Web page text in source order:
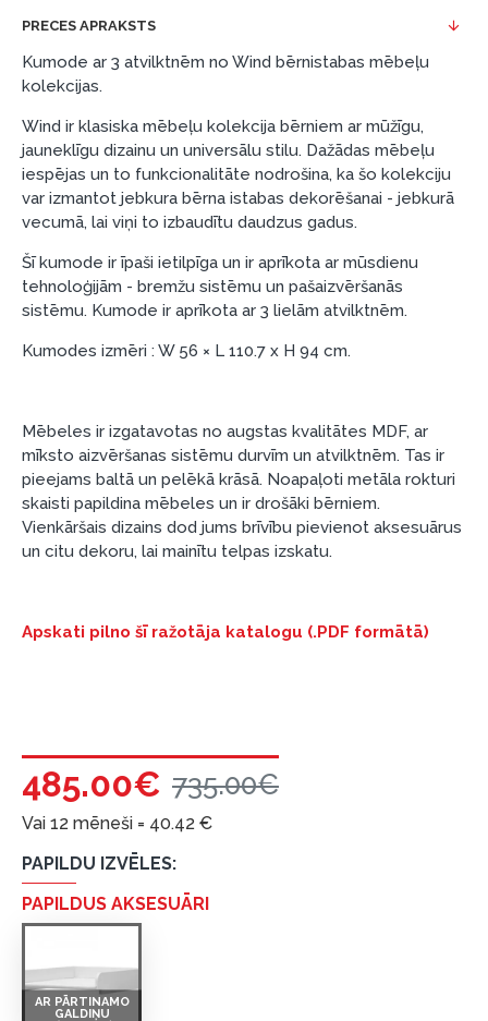
Piemērs: Preces cena 300 €, termiņš: 12 mēneši,
pirmā iemaksa: 0 €, ikmēneša maksājums: 25 €,
Līzingu un nomaksu varat noformēt arī apmeklējot mūsu
salonu Dārzciema ielā 91, Rīga, Latvija.
Dokumentu prasības:
nepieciešams Smart-ID, eParaksts eID, eParaksts
eID mobile, ESTO konts vai banka Swedbank,
Luminor, SEB vai Citadele).
Līguma nosacījumi:
kura ir norādīta kredīta saņemšanas līgumā.
Papildu informācija:
Pirms kredīta noformēšanas, lūdzam iepazīties ar
preču piegādes noteikumiem, kā arī
garantijas un atgriesanas noteikumiem
lūdzu, izvērtējiet savas finansiālās iespējas.
PRECES APRAKSTS
Kumode ar 3 atvilktnēm no Wind bērnistabas mēbeļu
kolekcijas.
Wind ir klasiska mēbeļu kolekcija bērniem ar mūžīgu,
jauneklīgu dizainu un universālu stilu. Dažādas mēbeļu
iespējas un to funkcionalitāte nodrošina, ka šo kolekciju
var izmantot jebkura bērna istabas dekorēšanai - jebkurā
vecumā, lai viņi to izbaudītu daudzus gadus.
Šī kumode ir īpaši ietilpīga un ir aprīkota ar mūsdienu
tehnoloģijām - bremžu sistēmu un pašaizvēršanās
sistēmu. Kumode ir aprīkota ar 3 lielām atvilktnēm.
Kumodes izmēri : W 56 × L 110.7 x H 94 cm.
Mēbeles ir izgatavotas no augstas kvalitātes MDF, ar
mīksto aizvēršanas sistēmu durvīm un atvilktnēm. Tas ir
pieejams baltā un pelēkā krāsā. Noapaļoti metāla rokturi
skaisti papildina mēbeles un ir drošāki bērniem.
Vienkāršais dizains dod jums brīvību pievienot aksesuārus
un citu dekoru, lai mainītu telpas izskatu.
Apskati pilno šī ražotāja katalogu (.PDF formātā)
485.00€ 735.00€
Vai 12 mēneši = 40.42 €
PAPILDU IZVĒLES:
PAPILDUS AKSESUĀRI
AR PĀRTINAMO
GALDIŅU